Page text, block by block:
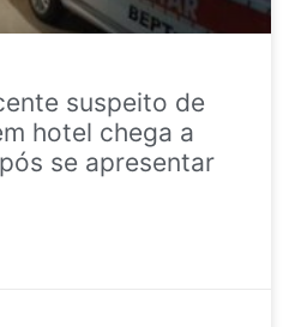
suspeito de
hotel chega a
se apresentar